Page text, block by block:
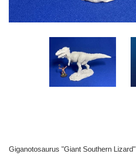
Giganotosaurus "Giant Southern Lizard"